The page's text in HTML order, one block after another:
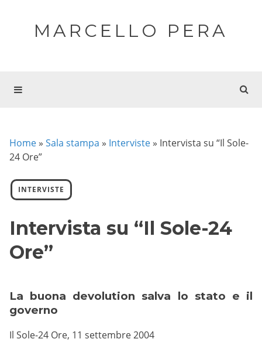
MARCELLO PERA
Home » Sala stampa » Interviste » Intervista su “Il Sole-
24 Ore”
INTERVISTE
Intervista su “Il Sole-24
Ore”
La buona devolution salva lo stato e il
governo
Il Sole-24 Ore, 11 settembre 2004